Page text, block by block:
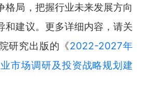
格局，把握行业未来发展方向
和建议。更多详细内容，请关
研究出版的《2022-2027年
市场调研及投资战略规划建